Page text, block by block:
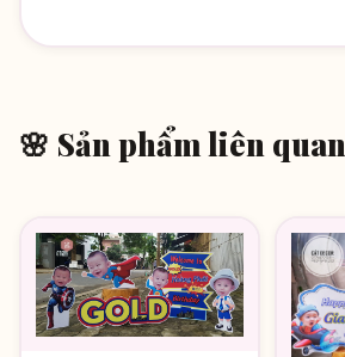
🌸 Sản phẩm liên quan